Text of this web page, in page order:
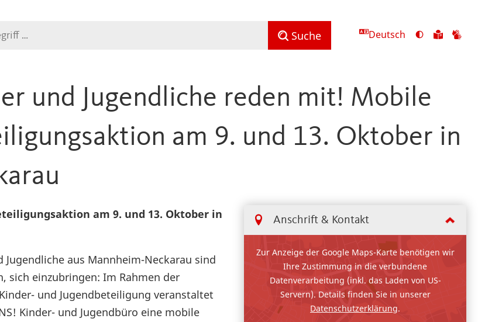
Suche Deutsch
Ansicht
umschalten
Zu
und Jugendliche reden mit! Mobile
am 9. und 13. Oktober in
Anschrift & Kontakt
Zur Anzeige der Google Maps-Karte benötigen wir
Ihre Zustimmung in die verbundene
Datenverarbeitung (inkl. das Laden von US-
Servern). Details finden Sie in unserer
Datenschutzerklärung.
am 9. und 13. Oktober in
Jugendliche aus Mannheim-Neckarau sind
sich einzubringen: Im Rahmen der
und Jugendbeteiligung veranstaltet
Kinder- und Jugendbüro eine mobile